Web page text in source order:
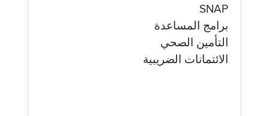
SNAP
برامج المساعدة
التأمين الصحي
الائتمانات الضريبية